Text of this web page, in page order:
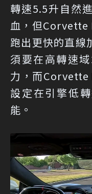
轉速5.5升自然
血，但Corvette
跑出更快的直
須要在高轉速
力，而
設定在引擎低
能。